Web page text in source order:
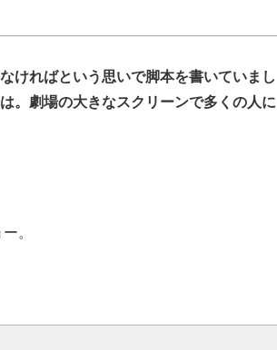
ければという思いで脚本を書いていまし
。劇場の大きなスクリーンで多くの人に
。